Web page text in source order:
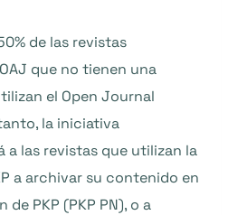
de las revistas
que no tienen una
el Open Journal
la iniciativa
las revistas que utilizan la
a archivar su contenido en
de PKP (PKP PN), o a